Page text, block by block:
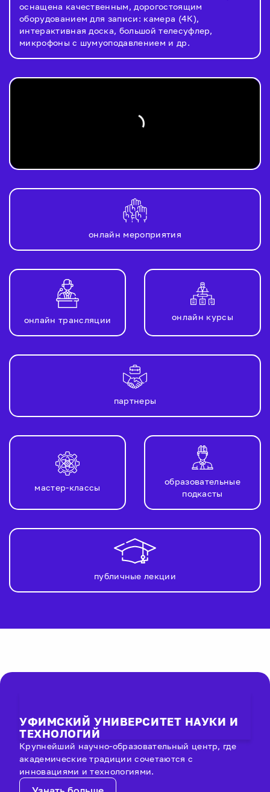
оснащена качественным, дорогостоящим
оборудованием для записи: камера (4К),
интерактивная доска, большой телесуфлер,
микрофоны с шумуоподавлением и др.
онлайн мероприятия
онлайн трансляции онлайн курсы
партнеры
мастер-классы
образовательные
подкасты
публичные лекции
УФИМСКИЙ УНИВЕРСИТЕТ НАУКИ И
ТЕХНОЛОГИЙ
Крупнейший научно-образовательный центр, где
академические традиции сочетаются с
инновациями и технологиями.